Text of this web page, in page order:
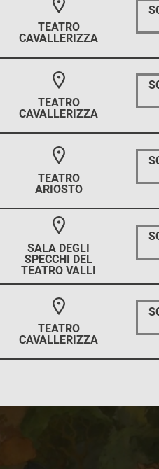
TEATRO
CAVALLERIZZA
TEATRO
CAVALLERIZZA
TEATRO
ARIOSTO
SALA DEGLI
SPECCHI DEL
TEATRO VALLI
TEATRO
CAVALLERIZZA